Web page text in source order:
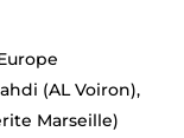
(AL Voiron),
Marseille)